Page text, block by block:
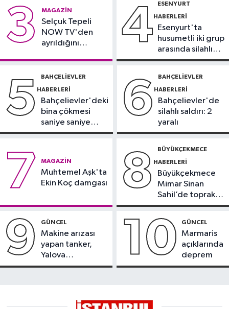
14:32
Şirin gözaltına alındı
mesaisi başladı
3 MAGAZIN
Selçuk Tepeli
NOW TV'den
ayrıldığını
4 ESENYURT
HABERLERI
Esenyurt'ta
husumetli iki grup
arasında silahlı
kavga
5 BAHÇELIEVLER
HABERLERI
Bahçelievler'deki
bina çökmesi
saniye saniye
görüntülendi
6 BAHÇELIEVLER
HABERLERI
Bahçelievler'de
silahlı saldırı: 2
yaralı
7 MAGAZIN
Muhtemel Aşk'ta
Ekin Koç damgası
8 BÜYÜKÇEKMECE
HABERLERI
Büyükçekmece
Mimar Sinan
Sahil’de toprak
kayması
9 GÜNCEL
Makine arızası
yapan tanker,
Yalova
Demirleme
10 GÜNCEL
Marmaris
açıklarında
deprem